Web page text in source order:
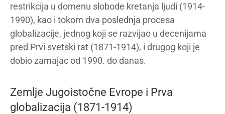
restrikcija u domenu slobode kretanja ljudi (1914-
1990), kao i tokom dva poslednja procesa
globalizacije, jednog koji se razvijao u decenijama
pred Prvi svetski rat (1871-1914), i drugog koji je
dobio zamajac od 1990. do danas.
Zemlje Jugoistočne Evrope i Prva
globalizacija (1871-1914)